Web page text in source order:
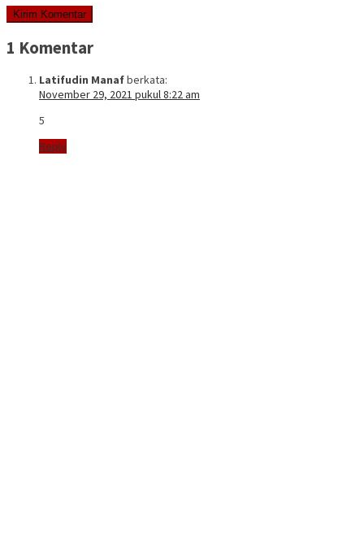
1 Komentar
Latifudin Manafberkata:
November 29, 2021 pukul 8:22 am
5
Reply